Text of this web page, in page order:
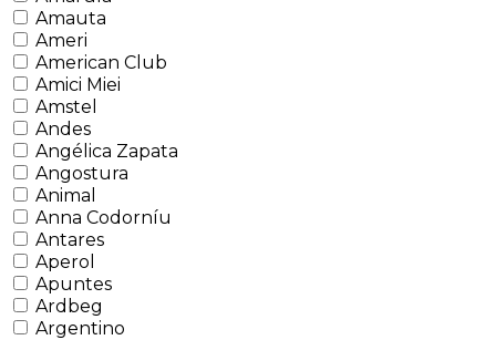
Amauta
Ameri
American Club
Amici Miei
Amstel
Andes
Angélica Zapata
Angostura
Animal
Anna Codorníu
Antares
Aperol
Apuntes
Ardbeg
Argentino